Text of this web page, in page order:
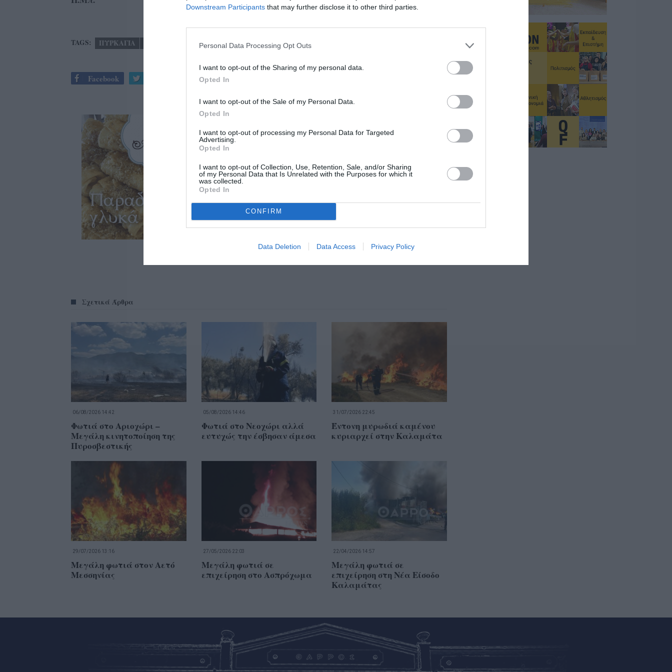
Downstream Participants that may further disclose it to other third parties.
Personal Data Processing Opt Outs
I want to opt-out of the Sharing of my personal data.
Opted In
I want to opt-out of the Sale of my Personal Data.
Opted In
I want to opt-out of processing my Personal Data for Targeted
Advertising.
Opted In
I want to opt-out of Collection, Use, Retention, Sale, and/or Sharing
of my Personal Data that Is Unrelated with the Purposes for which it
was collected.
Opted In
CONFIRM
Data Deletion Data Access Privacy Policy
TAGS: ΠΥΡΚΑΓΙΑ ΧΡΥΣΟΚΕΛΛΑΡΙΑ
Facebook
Σχετικά Άρθρα
06/08/2026 14:42
Φωτιά στο Αριοχώρι –
Μεγάλη κινητοποίηση της
Πυροσβεστικής
05/08/2026 14:46
Φωτιά στο Νεοχώρι αλλά
ευτυχώς την έσβησαν άμεσα
31/07/2026 22:45
Έντονη μυρωδιά καμένου
κυριαρχεί στην Καλαμάτα
29/07/2026 13:16
Μεγάλη φωτιά στον Αετό
Μεσσηνίας
27/05/2026 22:03
Μεγάλη φωτιά σε
επιχείρηση στο Ασπρόχωμα
22/04/2026 14:57
Μεγάλη φωτιά σε
επιχείρηση στη Νέα Είσοδο
Καλαμάτας